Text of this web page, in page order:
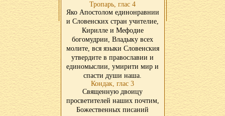
Тропарь, глас 4
Яко Апостолом единонравнии
и Словенских стран учителие,
Кирилле и Мефодие
богомудрии, Владыку всех
молите, вся языки Словенския
утвердите в православии и
единомыслии, умирити мир и
спасти души наша.
Кондак, глас 3
Священную двоицу
просветителей наших почтим,
Божественных писаний